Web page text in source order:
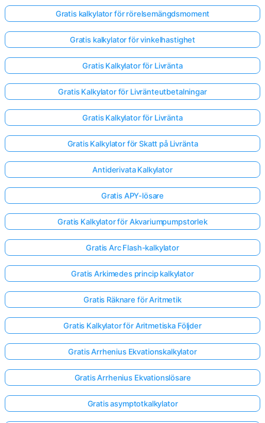
Gratis kalkylator för rörelsemängdsmoment
Gratis kalkylator för vinkelhastighet
Gratis Kalkylator för Livränta
Gratis Kalkylator för Livränteutbetalningar
Gratis Kalkylator för Livränta
Gratis Kalkylator för Skatt på Livränta
Antiderivata Kalkylator
Gratis APY-lösare
Gratis Kalkylator för Akvariumpumpstorlek
Gratis Arc Flash-kalkylator
Gratis Arkimedes princip kalkylator
Gratis Räknare för Aritmetik
Gratis Kalkylator för Aritmetiska Följder
Gratis Arrhenius Ekvationskalkylator
Gratis Arrhenius Ekvationslösare
Gratis asymptotkalkylator